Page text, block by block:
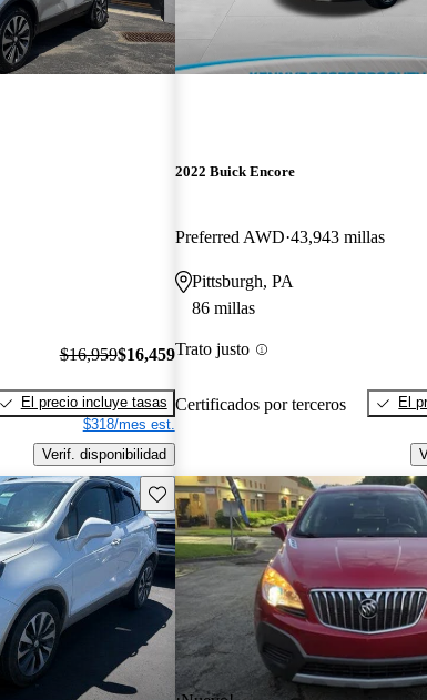
$16,959$16,459
El precio incluye tasas
$318/mes est.
Verif. disponibilidad
2022 Buick Encore
Preferred AWD 43,943 millas
Pittsburgh, PA
86 millas
Trato justo
Certificados por terceros
El
Guarda este Aviso